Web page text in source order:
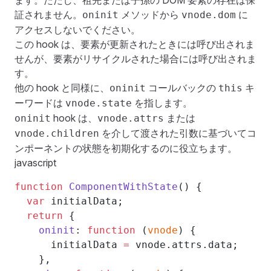
証されません。 oninit メソッドから vnode.dom に
アクセスしないでください。
この hook は、要素が更新されたときには呼び出されま
せんが、要素がリサイクルされた場合には呼び出されま
す。
他の hook と同様に、 oninit コールバックの this キ
ーワードは vnode.state を指します。
oninit hook は、 vnode.attrs または
vnode.children を介して渡された引数に基づいてコ
ンポーネントの状態を初期化するのに役立ちます。
javascript
function ComponentWithState () {
  var
initialData;
  return
{
    oninit
: function ( vnode ) {
      initialData
= vnode.attrs.data;
    },